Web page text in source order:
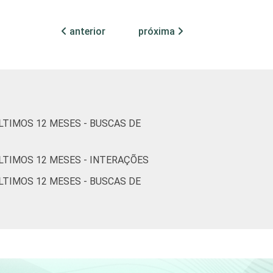
83 15 2
os seguintes segmentos da
anterior próxima
12 MESES - BUSCAS DE
12 MESES - INTERAÇÕES
12 MESES - BUSCAS DE